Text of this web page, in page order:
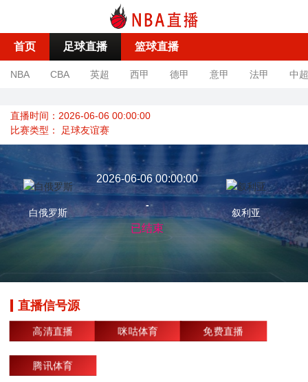
首页 足球直播 篮球直播
NBA CBA 英超 西甲 德甲 意甲 法甲 中超
直播时间：2026-06-06 00:00:00
比赛类型： 足球友谊赛
白俄罗斯
2026-06-06 00:00:00
-
已结束
叙利亚
直播信号源
高清直播 咪咕体育 免费直播
腾讯体育